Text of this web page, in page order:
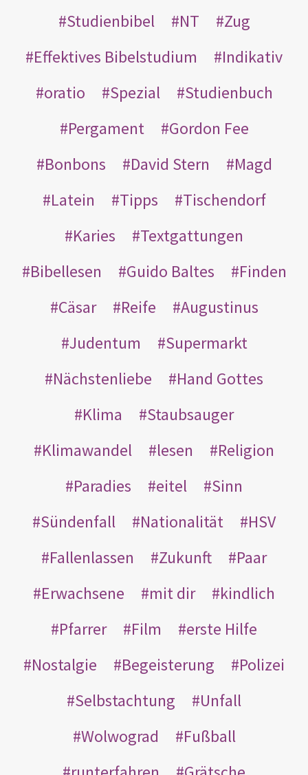
Studienbibel
NT
Zug
Effektives Bibelstudium
Indikativ
oratio
Spezial
Studienbuch
Pergament
Gordon Fee
Bonbons
David Stern
Magd
Latein
Tipps
Tischendorf
Karies
Textgattungen
Bibellesen
Guido Baltes
Finden
Cäsar
Reife
Augustinus
Judentum
Supermarkt
Nächstenliebe
Hand Gottes
Klima
Staubsauger
Klimawandel
lesen
Religion
Paradies
eitel
Sinn
Sündenfall
Nationalität
HSV
Fallenlassen
Zukunft
Paar
Erwachsene
mit dir
kindlich
Pfarrer
Film
erste Hilfe
Nostalgie
Begeisterung
Polizei
Selbstachtung
Unfall
Wolwograd
Fußball